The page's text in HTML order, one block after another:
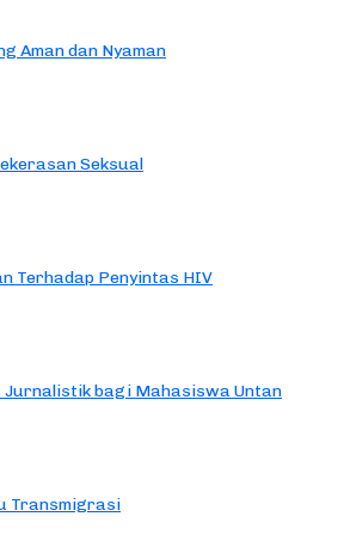
Aman dan Nyaman
Seksual
Terhadap Penyintas HIV
Jurnalistik bagi Mahasiswa Untan
Transmigrasi